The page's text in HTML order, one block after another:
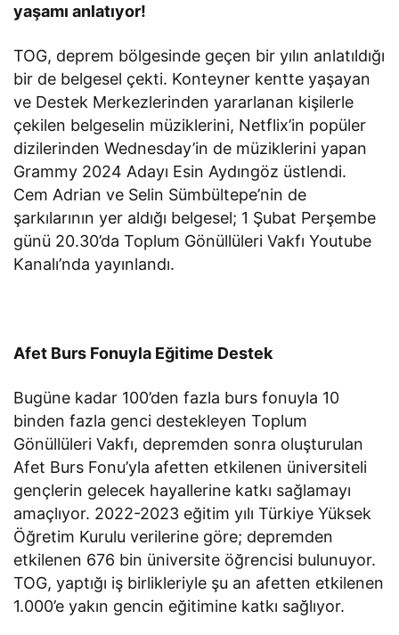
yaşamı anlatıyor!
TOG, deprem bölgesinde geçen bir yılın anlatıldığı
bir de belgesel çekti. Konteyner kentte yaşayan
ve Destek Merkezlerinden yararlanan kişilerle
çekilen belgeselin müziklerini, Netflix’in popüler
dizilerinden Wednesday’in de müziklerini yapan
Grammy 2024 Adayı Esin Aydıngöz üstlendi.
Cem Adrian ve Selin Sümbültepe’nin de
şarkılarının yer aldığı belgesel; 1 Şubat Perşembe
günü 20.30’da Toplum Gönüllüleri Vakfı Youtube
Kanalı’nda yayınlandı.
Afet Burs Fonuyla Eğitime Destek
Bugüne kadar 100’den fazla burs fonuyla 10
binden fazla genci destekleyen Toplum
Gönüllüleri Vakfı, depremden sonra oluşturulan
Afet Burs Fonu’yla afetten etkilenen üniversiteli
gençlerin gelecek hayallerine katkı sağlamayı
amaçlıyor. 2022-2023 eğitim yılı Türkiye Yüksek
Öğretim Kurulu verilerine göre; depremden
etkilenen 676 bin üniversite öğrencisi bulunuyor.
TOG, yaptığı iş birlikleriyle şu an afetten etkilenen
1.000’e yakın gencin eğitimine katkı sağlıyor.